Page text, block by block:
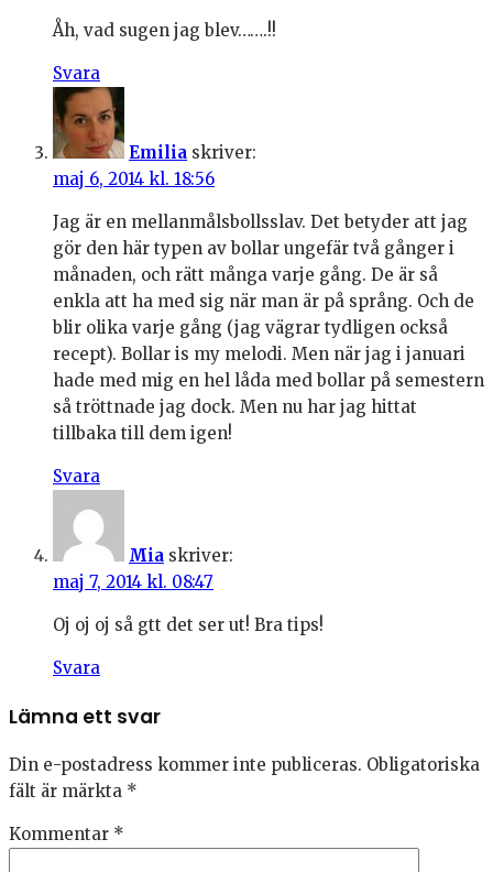
Åh, vad sugen jag blev…….!!
Svara
Emilia skriver:
maj 6, 2014 kl. 18:56
Jag är en mellanmålsbollsslav. Det betyder att jag
gör den här typen av bollar ungefär två gånger i
månaden, och rätt många varje gång. De är så
enkla att ha med sig när man är på språng. Och de
blir olika varje gång (jag vägrar tydligen också
recept). Bollar is my melodi. Men när jag i januari
hade med mig en hel låda med bollar på semestern
så tröttnade jag dock. Men nu har jag hittat
tillbaka till dem igen!
Svara
Mia skriver:
maj 7, 2014 kl. 08:47
Oj oj oj så gtt det ser ut! Bra tips!
Svara
Lämna ett svar
Din e-postadress kommer inte publiceras. Obligatoriska
fält är märkta *
Kommentar *